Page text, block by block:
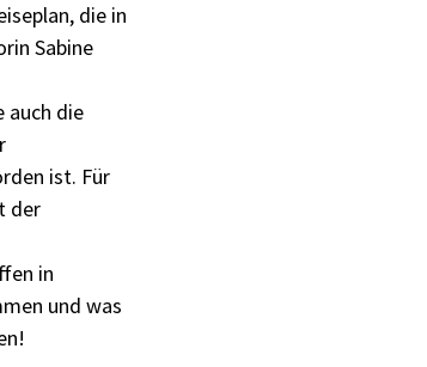
die in
Sabine
auch die
ist. Für
der
in
und was